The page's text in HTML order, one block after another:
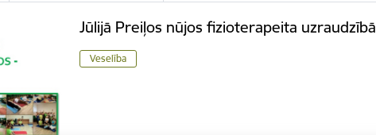
Jūlijā Preiļos nūjos fizioterapeita uzraudzībā
Veselība